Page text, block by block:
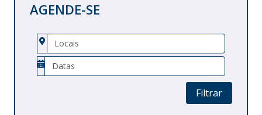
AGENDE-SE
Filtrar